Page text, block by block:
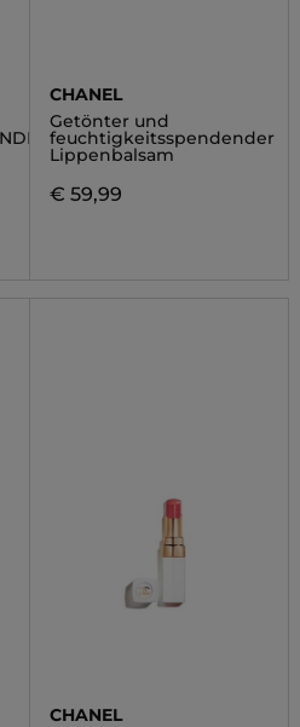
CHANEL
Getönter und
feuchtigkeitsspendender
Lippenbalsam
€ 59,99
CHANEL